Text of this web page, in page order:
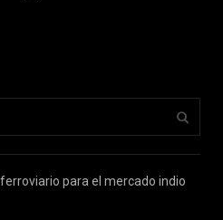
para el mercado indio